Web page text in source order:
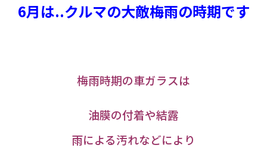
6月は..クルマの大敵梅雨の時期です
梅雨時期の車ガラスは
油膜の付着や結露
雨による汚れなどにより